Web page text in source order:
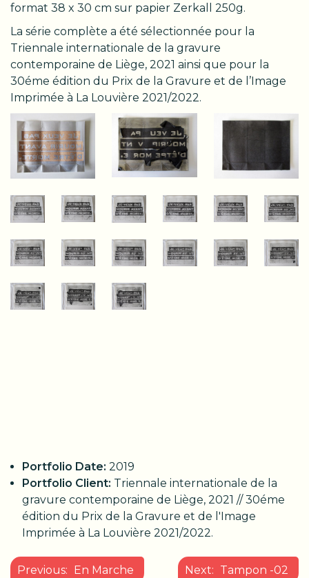
format 38 x 30 cm sur papier Zerkall 250g.
La série complète a été sélectionnée pour la
Triennale internationale de la gravure
contemporaine de Liège, 2021 ainsi que pour la
30éme édition du Prix de la Gravure et de l’Image
Imprimée à La Louvière 2021/2022.
Portfolio Date: 2019
Portfolio Client: Triennale internationale de la
gravure contemporaine de Liège, 2021 // 30éme
édition du Prix de la Gravure et de l'Image
Imprimée à La Louvière 2021/2022.
NAVIGATION
Previous: En Marche Next: Tampon -02